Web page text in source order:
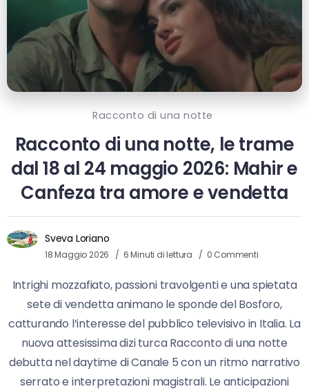
Racconto di una notte
Racconto di una notte, le trame
dal 18 al 24 maggio 2026: Mahir e
Canfeza tra amore e vendetta
Sveva Loriano
18 Maggio 2026 6 Minuti di lettura 0 Commenti
Intrighi mozzafiato, passioni travolgenti e una spietata
sete di vendetta animano le sponde del Bosforo,
catturando l’interesse del pubblico televisivo in Italia. La
nuova attesissima dizi turca Racconto di una notte
debutta nel daytime di Canale 5 con un ritmo narrativo
serrato e interpretazioni magistrali. Le anticipazioni